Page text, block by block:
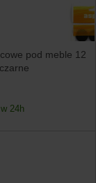
pod meble 12
24h